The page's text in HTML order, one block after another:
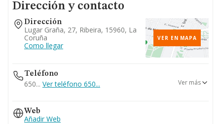
Dirección y contacto
Dirección
Lugar Graña, 27, Ribeira, 15960, La
Coruña
Como llegar
VER EN MAPA
Teléfono
650... Ver teléfono 650...
699...
Ver teléfono 699...
Ver más
Web
Añadir Web